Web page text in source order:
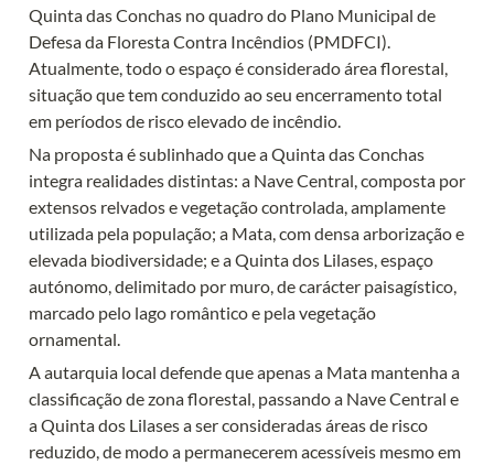
Quinta das Conchas no quadro do Plano Municipal de
Defesa da Floresta Contra Incêndios (PMDFCI).
Atualmente, todo o espaço é considerado área florestal,
situação que tem conduzido ao seu encerramento total
em períodos de risco elevado de incêndio.
Na proposta é sublinhado que a Quinta das Conchas
integra realidades distintas: a Nave Central, composta por
extensos relvados e vegetação controlada, amplamente
utilizada pela população; a Mata, com densa arborização e
elevada biodiversidade; e a Quinta dos Lilases, espaço
autónomo, delimitado por muro, de carácter paisagístico,
marcado pelo lago romântico e pela vegetação
ornamental.
A autarquia local defende que apenas a Mata mantenha a
classificação de zona florestal, passando a Nave Central e
a Quinta dos Lilases a ser consideradas áreas de risco
reduzido, de modo a permanecerem acessíveis mesmo em